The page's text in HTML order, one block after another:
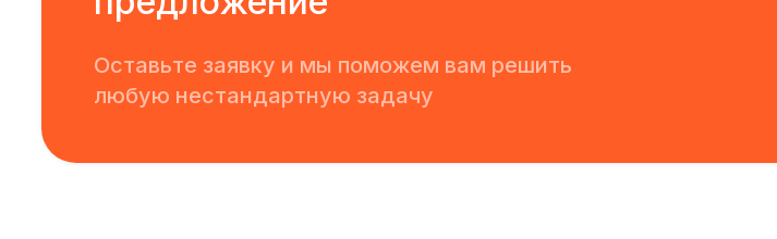
Оставьте заявку и мы поможем вам решить
любую нестандартную задачу